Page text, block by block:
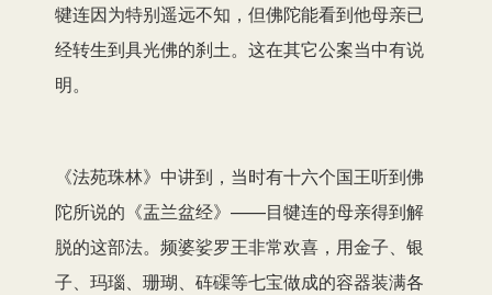
犍连因为特别遥远不知，但佛陀能看到他母亲已
经转生到具光佛的刹土。这在其它公案当中有说
明。
《法苑珠林》中讲到，当时有十六个国王听到佛
陀所说的《盂兰盆经》——目犍连的母亲得到解
脱的这部法。频婆娑罗王非常欢喜，用金子、银
子、玛瑙、珊瑚、砗磲等七宝做成的容器装满各